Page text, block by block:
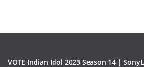
VOTE Indian Idol 2023 Season 14 |